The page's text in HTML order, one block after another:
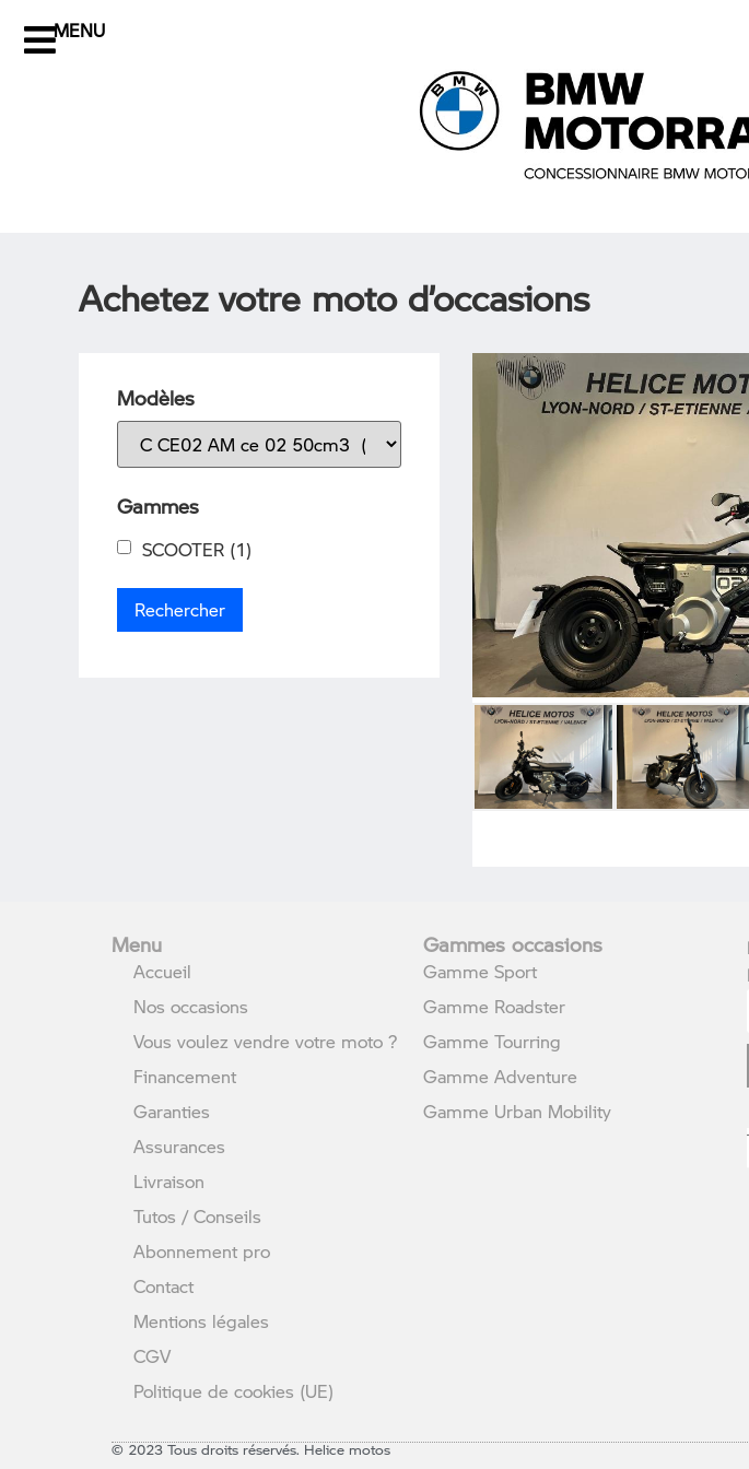
MENU
Achetez votre moto d’occasions
Modèles
Gammes
SCOOTER (1)
Menu
Accueil
Nos occasions
Vous voulez vendre votre moto ?
Financement
Garanties
Assurances
Livraison
Tutos / Conseils
Abonnement pro
Contact
Mentions légales
CGV
Politique de cookies (UE)
Gammes occasions
Gamme Sport
Gamme Roadster
Gamme Tourring
Gamme Adventure
Gamme Urban Mobility
© 2023 Tous droits réservés. Helice motos